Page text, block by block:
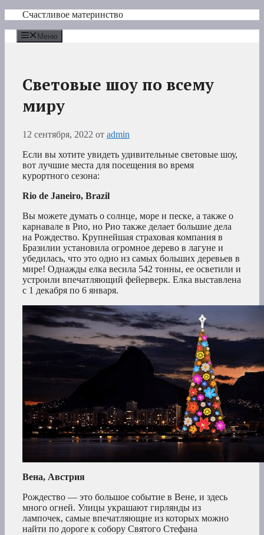
Перейти
содержимому
Счастливое материнство
Меню
Световые шоу по всему
миру
12 сентября, 2022 от admin
Если вы хотите увидеть удивительные световые шоу,
вот лучшие места для посещения во время
курортного сезона:
Rio de Janeiro, Brazil
Вы можете думать о солнце, море и песке, а также о
карнавале в Рио, но Рио также делает большие дела
на Рождество. Крупнейшая страховая компания в
Бразилии установила огромное дерево в лагуне и
убедилась, что это одно из самых больших деревьев в
мире! Однажды елка весила 542 тонны, ее осветили и
устроили впечатляющий фейерверк. Елка выставлена
с 1 декабря по 6 января.
Вена, Австрия
Рождество — это большое событие в Вене, и здесь
много огней. Улицы украшают гирлянды из
лампочек, самые впечатляющие из которых можно
найти по дороге к собору Святого Стефана